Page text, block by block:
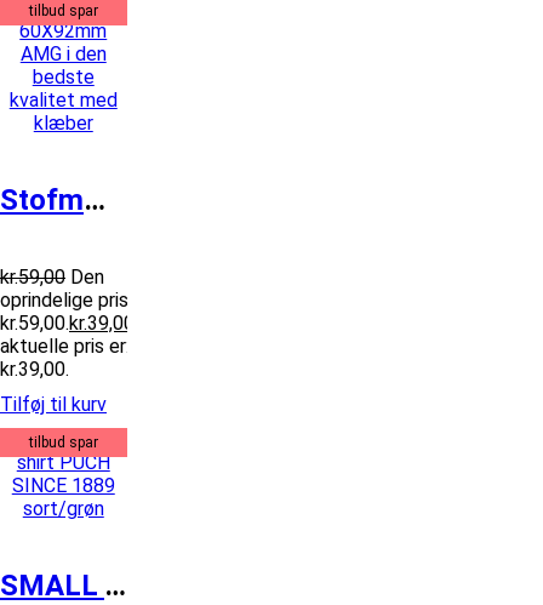
tilbud spar
Stofmærke 60X92mm AMG
kr.59,00 Den
oprindelige pris var:
kr.59,00.kr.39,00
aktuelle pris er:
kr.39,00.
Tilføj til kurv
tilbud spar
SMALL T-shirt PUCH SINCE 1889 sort/gr...